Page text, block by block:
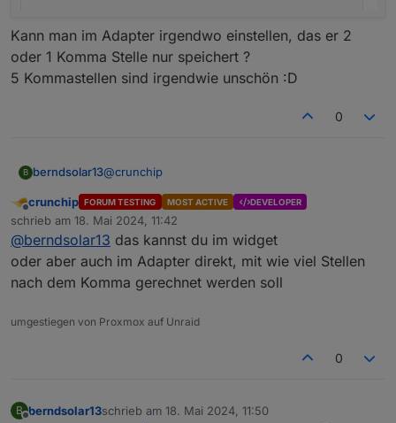
Kann man im Adapter irgendwo einstellen, das er 2
oder 1 Komma Stelle nur speichert ?
5 Kommastellen sind irgendwie unschön :D
0
B berndsolar13@crunchip
muss dich noch mal stören ;)
Kann man im Adapter irgendwo einstellen, das er
Offline
crunchip FORUM TESTING MOST ACTIVE DEVELOPER
schrieb am 18. Mai 2024, 11:42
zuletzt editiert von
@berndsolar13 das kannst du im widget
oder aber auch im Adapter direkt, mit wie viel Stellen
nach dem Komma gerechnet werden soll
umgestiegen von Proxmox auf Unraid
0
B berndsolar13schrieb am 18. Mai 2024, 11:50
zuletzt editiert von